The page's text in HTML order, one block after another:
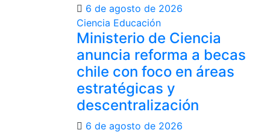
6 de agosto de 2026
Ciencia Educación
Ministerio de Ciencia
anuncia reforma a becas
chile con foco en áreas
estratégicas y
descentralización
6 de agosto de 2026